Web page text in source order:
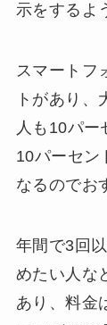
示をするよ
スマートフ
トがあり
人も10パー
10パーセン
なるのでお
年間で3回
めたい人な
あり、料金